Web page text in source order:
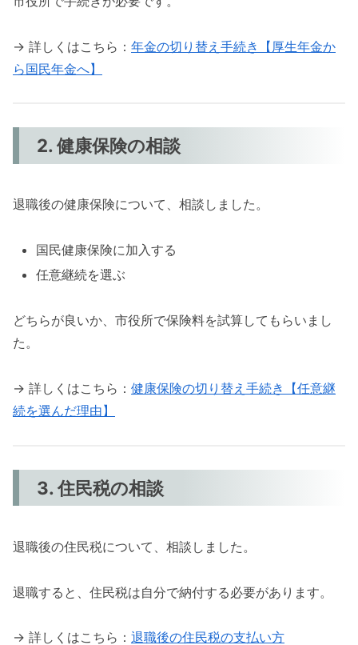
→ 詳しくはこちら： 年金の切り替え手続き【厚生年金か
ら国民年金へ】
2. 健康保険の相談
退職後の健康保険について、相談しました。
国民健康保険に加入する
任意継続を選ぶ
どちらが良いか、市役所で保険料を試算してもらいまし
た。
→ 詳しくはこちら： 健康保険の切り替え手続き【任意継
続を選んだ理由】
3. 住民税の相談
退職後の住民税について、相談しました。
退職すると、住民税は自分で納付する必要があります。
→ 詳しくはこちら： 退職後の住民税の支払い方